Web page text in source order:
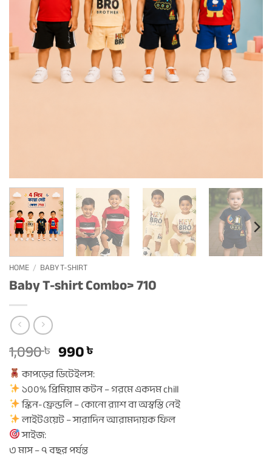
HOME / BABY T-SHIRT
Baby T-shirt Combo> 710
1,090৳ Original
price
was:
1,090 ৳ .
990৳
price
is:
990 ৳ .
কাপড়ের ডিটেইলস:
১০০% প্রিমিয়াম কটন – গরমে একদম chill
স্কিন-ফ্রেন্ডলি – কোনো র‍্যাশ বা অস্বস্তি নেই
লাইটওয়েট – সারাদিন আরামদায়ক ফিল
সাইজ:
৩ মাস – ৭ বছর পর্যন্ত